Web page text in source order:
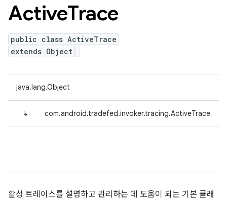
ActiveTrace
public class ActiveTrace
extends Object
java.lang.Object
↳ com.android.tradefed.invoker.tracing.ActiveTrace
활성 트레이스를 설명하고 관리하는 데 도움이 되는 기본 클래